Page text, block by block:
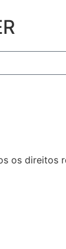
os direitos